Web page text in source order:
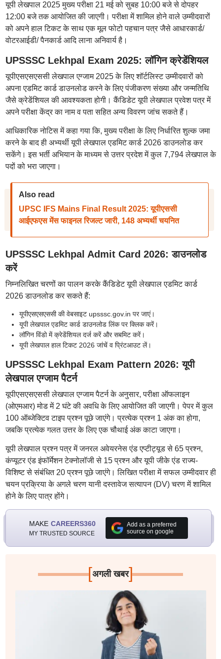
यूपी लेखपाल 2025 मुख्य परीक्षा 21 मई को सुबह 10:00 बजे से दोपहर
12:00 बजे तक आयोजित की जाएगी। परीक्षा में शामिल होने वाले उम्मीदवारों
को अपने हाल टिकट के साथ एक मूल फोटो पहचान पत्र जैसे आधारकार्ड/
वोटरआईडी/ पैनकार्ड आदि लाना अनिवार्य है।
UPSSSC Lekhpal Exam 2025: लॉगिन क्रेडेंशियल
यूपीएसएसएससी लेखपाल एग्जाम 2025 के लिए शॉर्टलिस्ट उम्मीदवारों को
अपना एडमिट कार्ड डाउनलोड करने के लिए पंजीकरण संख्या और जन्मतिथि
जैसे क्रेडेंशियल की आवश्यकता होगी। कैंडिडेट यूपी लेखपाल प्रवेश पत्र में
अपने परीक्षा केंद्र का नाम व पता सहित अन्य विवरण जांच सकते हैं।
आधिकारिक नोटिस में कहा गया कि, मुख्य परीक्षा के लिए निर्धारित शुल्क जमा
करने के बाद ही अभ्यर्थी यूपी लेखपाल एडमिट कार्ड 2026 डाउनलोड कर
सकेंगे। इस भर्ती अभियान के माध्यम से उत्तर प्रदेश में कुल 7,794 लेखपाल के
पदों को भरा जाएगा।
Also read
UPSC IFS Mains Final Result 2025: यूपीएससी
आईएफएस मेंस फाइनल रिजल्ट जारी, 148 अभ्यर्थी चयनित
UPSSSC Lekhpal Admit Card 2026: डाउनलोड
करें
निम्नलिखित चरणों का पालन करके कैंडिडेट यूपी लेखपाल एडमिट कार्ड
2026 डाउनलोड कर सकते हैं:
यूपीएसएसएससी की वेबसाइट upsssc.gov.in पर जाएं।
यूपी लेखपाल एडमिट कार्ड डाउनलोड लिंक पर क्लिक करें।
लॉगिन विंडो में क्रेडेंशियल दर्ज करें और सबमिट करें।
यूपी लेखपाल हाल टिकट 2026 जांचें व प्रिंटआउट लें।
UPSSSC Lekhpal Exam Pattern 2026: यूपी
लेखपाल एग्जाम पैटर्न
यूपीएसएसएससी लेखपाल एग्जाम पैटर्न के अनुसार, परीक्षा ऑफलाइन
(ओएमआर) मोड में 2 घंटे की अवधि के लिए आयोजित की जाएगी। पेपर में कुल
100 ऑब्जेक्टिव टाइप प्रश्न पूछे जाएंगे। प्रत्येक प्रश्न 1 अंक का होगा,
जबकि प्रत्येक गलत उत्तर के लिए एक चौथाई अंक काटा जाएगा।
यूपी लेखपाल प्रश्न पत्र में जनरल अवेयरनेस एंड एप्टीट्यूड से 65 प्रश्न,
कंप्यूटर एंड इंफॉर्मेशन टेक्नोलॉजी से 15 प्रश्न और यूपी जीके एंड राज्य-
विशिष्ट से संबंधित 20 प्रश्न पूछे जाएंगे। लिखित परीक्षा में सफल उम्मीदवार ही
चयन प्रक्रिया के अगले चरण यानी दस्तावेज सत्यापन (DV) चरण में शामिल
होने के लिए पात्र होंगे।
MAKE CAREERS360
MY TRUSTED SOURCE
Add as a preferred
source on google
[अगली खबर]